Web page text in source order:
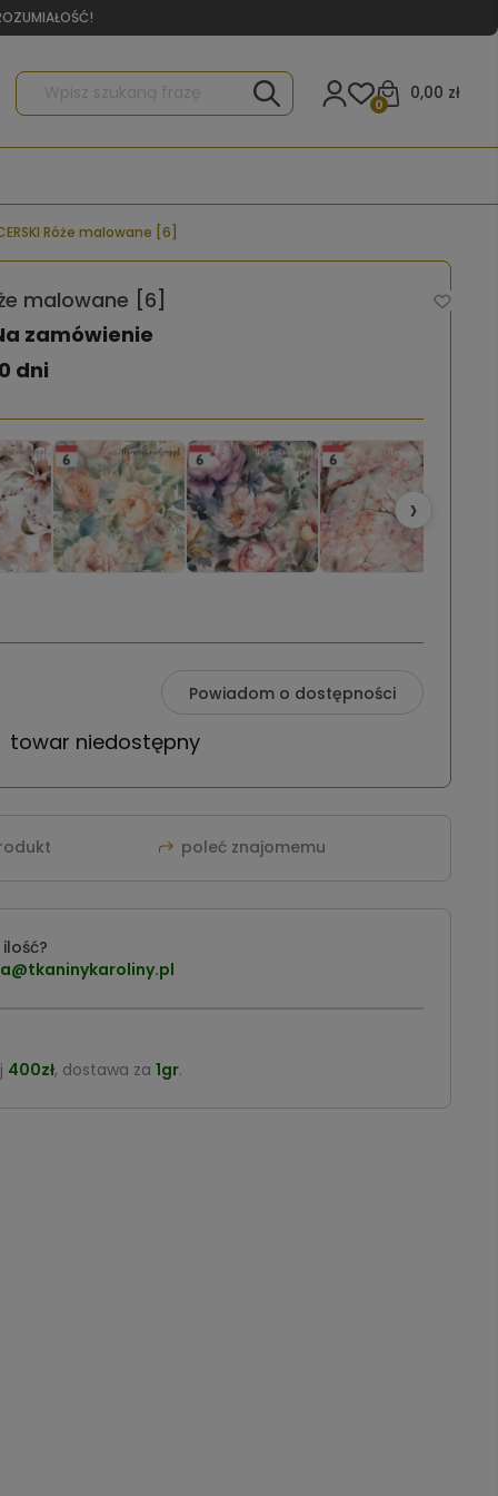
0,00 zł
0
Róże malowane [6]
malowane [6]
zamówienie
dni
›
Powiadom o dostępności
towar niedostępny
poleć znajomemu
400zł, dostawa za 1gr.